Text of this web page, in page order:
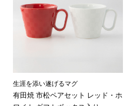
生涯を添い遂げるマグ
有田焼 市松ペアセット レッド・ホ